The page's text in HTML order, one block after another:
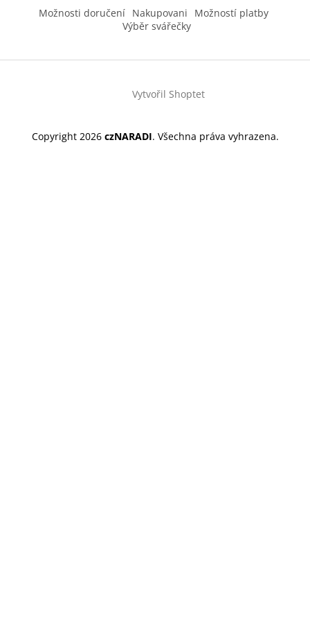
Možnosti doručení Nakupovani
Možností platby
Výběr svářečky
Vytvořil Shoptet
Copyright 2026 czNARADI. Všechna práva vyhrazena.